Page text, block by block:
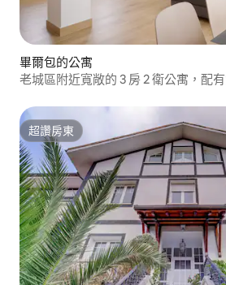
畢爾包的公寓
老城區附近寬敞的 3 房 2 衛公寓，配
超讚房東
超讚房東